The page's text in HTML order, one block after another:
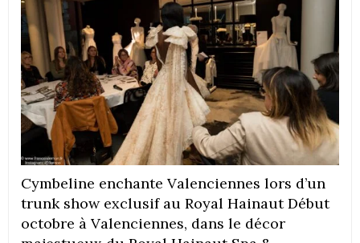
Cymbeline enchante Valenciennes lors d’un
trunk show exclusif au Royal Hainaut Début
octobre à Valenciennes, dans le décor